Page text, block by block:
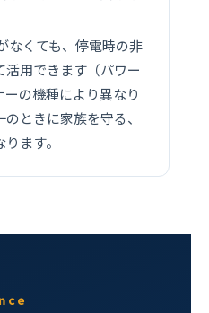
なくても、停電時の非
活用できます（パワー
ーの機種により異なり
ときに家族を守る、
ます。